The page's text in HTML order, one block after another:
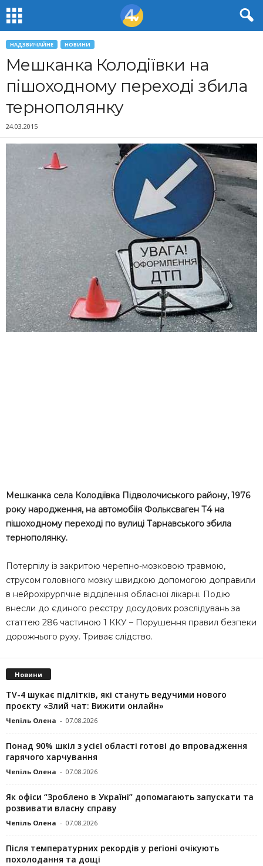
НАДЗВИЧАЙНЕ НОВИНИ
Мешканка Колодіївки на
пішоходному переході збила
тернополянку
24.03.2015
Мешканка села Колодіївка Підволочиського району, 1976
року народження, на автомобіія Фольксваген Т4 на
пішоходному переході по вулиці Тарнавського збила
тернополянку.
Потерпілу із закритою черепно-мозковою травмою,
струсом головного мозку швидкою допомогою доправили
в нейрохірургічне відділення обласної лікарні. Подію
внесли до єдиного реєстру досудових розслідувань за
статтею 286 частиною 1 ККУ – Порушення правил безпеки
дорожнього руху. Триває слідство.
Новини
TV-4 шукає підлітків, які стануть ведучими нового
проєкту «Злий чат: Вижити онлайн»
Чепіль Олена - 07.08.2026
Понад 90% шкіл з усієї області готові до впровадження
гарячого харчування
Чепіль Олена - 07.08.2026
Як офіси “Зроблено в Україні” допомагають запускaти та
розвивати власну справу
Чепіль Олена - 07.08.2026
Після температурних рекордів у регіоні очікують
похолодання та дощі